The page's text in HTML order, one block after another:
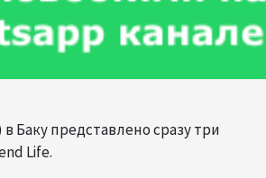
Баку представлено сразу три
Life.